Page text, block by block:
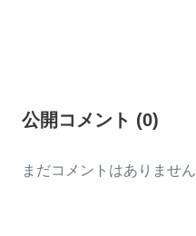
公開コメント (0)
まだコメントはありません